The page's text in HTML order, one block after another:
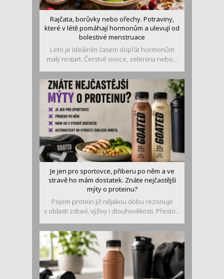
Rajčata, borůvky nebo ořechy. Potraviny,
které v létě pomáhají hormonům a ulevují od
bolestivé menstruace
Léto je ideálním časem dopřát hormonům
malý restart. Čerstvé ovoce, zelenina nebo...
Je jen pro sportovce, přiberu po něm a ve
stravě ho mám dostatek. Znáte nejčastější
mýty o proteinu?
Pojem protein již nějakou dobu rezonuje
v oblasti zdraví, výživy i dlouhověkosti. Přesto...